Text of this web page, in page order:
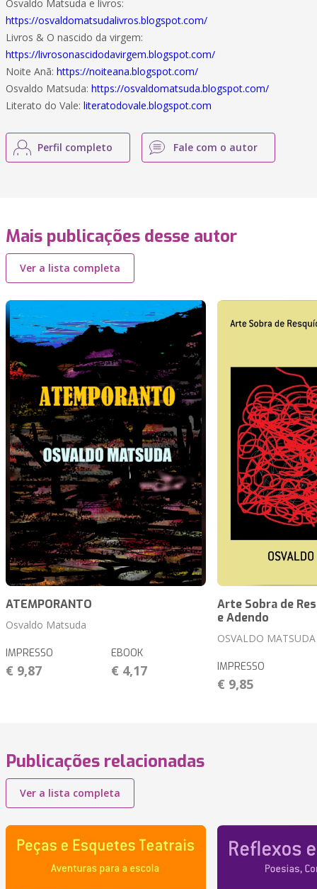
Osvaldo Matsuda e livros:
https://osvaldomatsudalivros.blogspot.com/
Livros & O nascido da virgem:
https://livrosonascidodavirgem.blogspot.com/
Noite Anã: https://noiteana.blogspot.com/
Osvaldo Matsuda: https://osvaldomatsuda.blogspot.com/
Literato do Vale: literatodovale.blogspot.com
Perfil completo Fale com o autor
Mais publicações desse autor
Ver a lista completa
ATEMPORANTO
Osvaldo Matsuda
IMPRESSO
€ 9,87
EBOOK
€ 4,17
Arte Sobra de
e Adendo
OSVALDO MATSUDA
IMPRESSO
€ 9,85
Publicações relacionadas
Ver a lista completa